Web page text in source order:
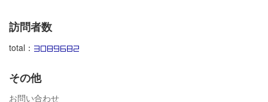
訪問者数
total：
その他
お問い合わせ